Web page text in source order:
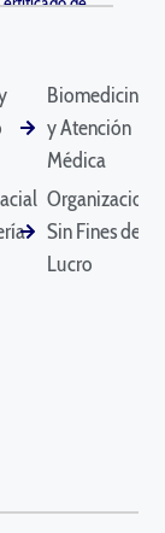
de
Divorcio
Manuales del
de
Biomedicina
y Atención
Médica
Sin Fines de
Lucro